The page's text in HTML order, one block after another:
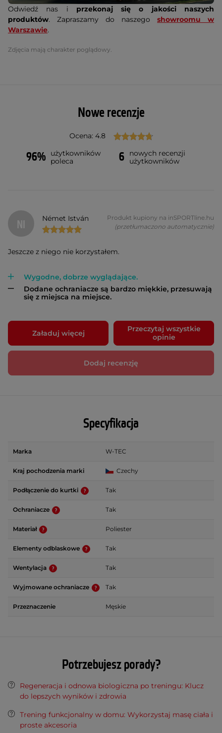
Odwiedź nas i przekonaj się o jakości naszych
produktów. Zapraszamy do naszego showroomu w
Warszawie.
Zdjęcia mają charakter poglądowy.
Nowe recenzje
Ocena: 4.8
96%
użytkowników
poleca
6
nowych recenzji
użytkowników
NI Német István
Produkt kupiony na inSPORTline.hu
(przetłumaczono automatycznie)
Jeszcze z niego nie korzystałem.
Wygodne, dobrze wyglądające.
Dodane ochraniacze są bardzo miękkie, przesuwają
się z miejsca na miejsce.
Załaduj więcej
Przeczytaj wszystkie
opinie
Dodaj recenzję
Specyfikacja
Marka W-TEC
Kraj pochodzenia marki Czechy
Podłączenie do kurtki Tak
Ochraniacze Tak
Materiał Poliester
Elementy odblaskowe Tak
Wentylacja Tak
Wyjmowane ochraniacze Tak
Przeznaczenie Męskie
Potrzebujesz porady?
Regeneracja i odnowa biologiczna po treningu: Klucz
do lepszych wyników i zdrowia
Trening funkcjonalny w domu: Wykorzystaj masę ciała i
proste akcesoria